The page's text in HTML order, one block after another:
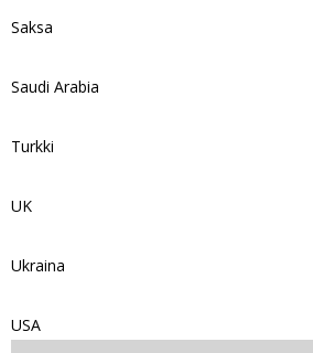
Saksa
Saudi Arabia
Turkki
UK
Ukraina
USA